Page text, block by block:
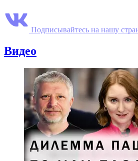
Подписывайтесь на нашу
Видео